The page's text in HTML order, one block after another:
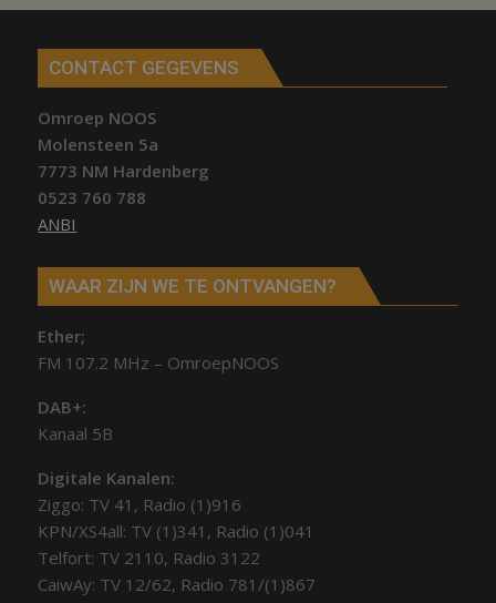
CONTACT GEGEVENS
Omroep NOOS
Molensteen 5a
7773 NM Hardenberg
0523 760 788
ANBI
WAAR ZIJN WE TE ONTVANGEN?
Ether;
FM 107.2 MHz – OmroepNOOS
DAB+:
Kanaal 5B
Digitale Kanalen:
Ziggo: TV 41, Radio (1)916
KPN/XS4all: TV (1)341, Radio (1)041
Telfort: TV 2110, Radio 3122
CaiwAy: TV 12/62, Radio 781/(1)867